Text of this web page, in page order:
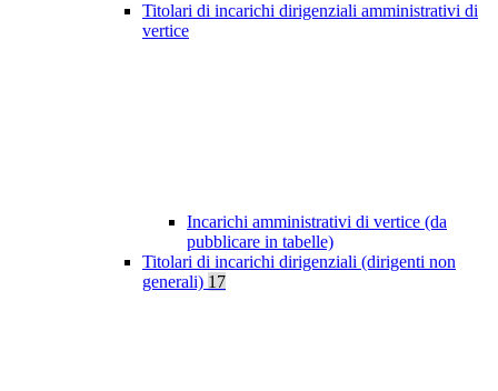
Titolari di incarichi dirigenziali amministrativi di
vertice
Incarichi amministrativi di vertice (da
pubblicare in tabelle)
Titolari di incarichi dirigenziali (dirigenti non
generali) 17